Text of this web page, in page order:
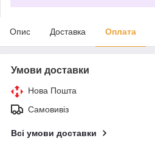
Опис Доставка Оплата
Умови доставки
Нова Пошта
Самовивіз
Всі умови доставки